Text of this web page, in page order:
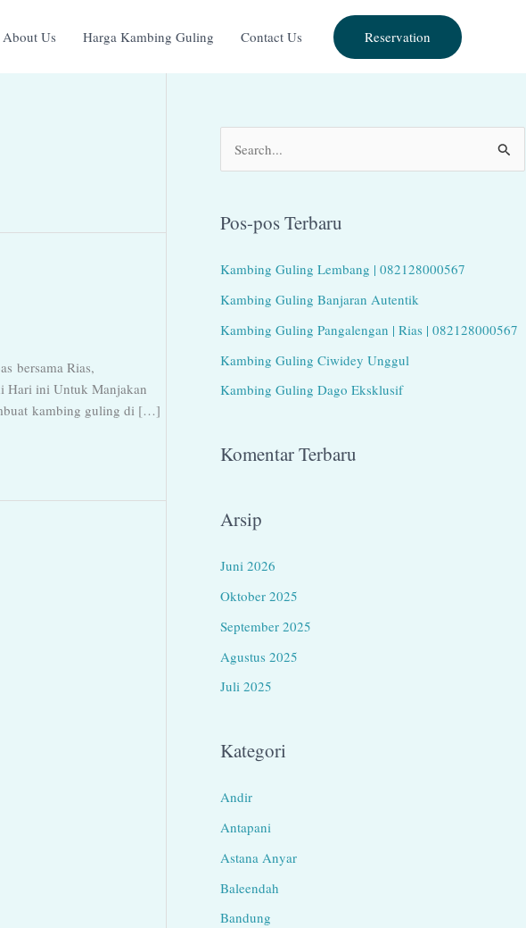
About Us Harga Kambing Guling Contact Us Reservation
bersama Rias,
Hari ini Untuk Manjakan
kambing guling di […]
i
u
k
:
Pos-pos Terbaru
Kambing Guling Lembang | 082128000567
Kambing Guling Banjaran Autentik
Kambing Guling Pangalengan | Rias | 082128000567
Kambing Guling Ciwidey Unggul
Kambing Guling Dago Eksklusif
Komentar Terbaru
Arsip
Juni 2026
Oktober 2025
September 2025
Agustus 2025
Juli 2025
Kategori
Andir
Antapani
Astana Anyar
Baleendah
Bandung